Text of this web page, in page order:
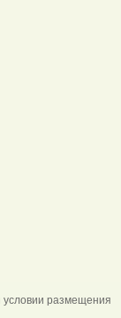
условии размещения